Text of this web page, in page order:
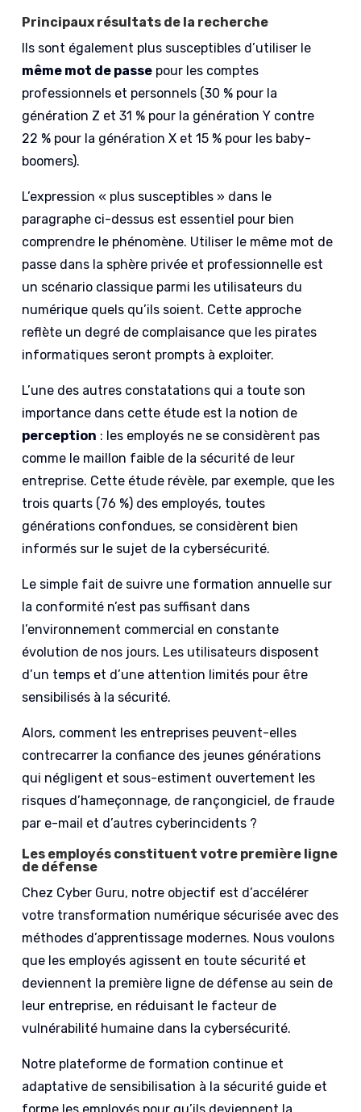
Principaux résultats de la recherche
Ils sont également plus susceptibles d’utiliser le
même mot de passe pour les comptes
professionnels et personnels (30 % pour la
génération Z et 31 % pour la génération Y contre
22 % pour la génération X et 15 % pour les baby-
boomers).
L’expression « plus susceptibles » dans le
paragraphe ci-dessus est essentiel pour bien
comprendre le phénomène. Utiliser le même mot de
passe dans la sphère privée et professionnelle est
un scénario classique parmi les utilisateurs du
numérique quels qu’ils soient. Cette approche
reflète un degré de complaisance que les pirates
informatiques seront prompts à exploiter.
L’une des autres constatations qui a toute son
importance dans cette étude est la notion de
perception : les employés ne se considèrent pas
comme le maillon faible de la sécurité de leur
entreprise. Cette étude révèle, par exemple, que les
trois quarts (76 %) des employés, toutes
générations confondues, se considèrent bien
informés sur le sujet de la cybersécurité.
Le simple fait de suivre une formation annuelle sur
la conformité n’est pas suffisant dans
l’environnement commercial en constante
évolution de nos jours. Les utilisateurs disposent
d’un temps et d’une attention limités pour être
sensibilisés à la sécurité.
Alors, comment les entreprises peuvent-elles
contrecarrer la confiance des jeunes générations
qui négligent et sous-estiment ouvertement les
risques d’hameçonnage, de rançongiciel, de fraude
par e-mail et d’autres cyberincidents ?
Les employés constituent votre première ligne
de défense
Chez Cyber Guru, notre objectif est d’accélérer
votre transformation numérique sécurisée avec des
méthodes d’apprentissage modernes. Nous voulons
que les employés agissent en toute sécurité et
deviennent la première ligne de défense au sein de
leur entreprise, en réduisant le facteur de
vulnérabilité humaine dans la cybersécurité.
Notre plateforme de formation continue et
adaptative de sensibilisation à la sécurité guide et
forme les employés pour qu’ils deviennent la